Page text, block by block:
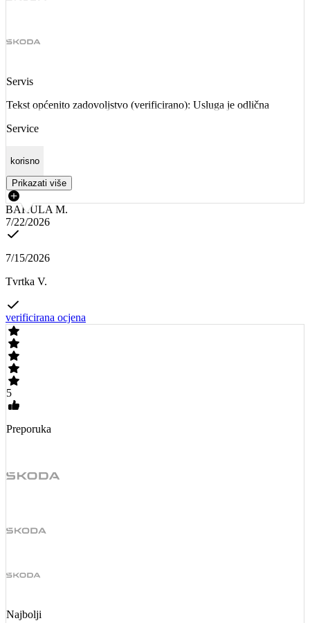
Servis
Tekst općenito zadovoljstvo (verificirano): Usluga je odlična
Service
korisno
Prikazati više
BAKULA M.
7/22/2026
7/15/2026
Tvrtka V.
verificirana ocjena
5
Preporuka
Najbolji